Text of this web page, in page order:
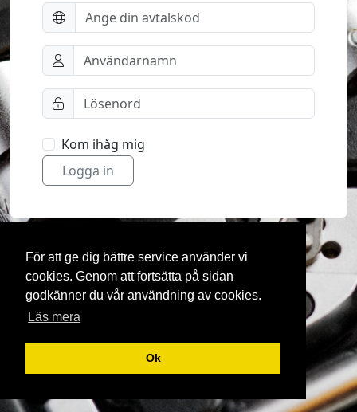
För att ge dig bättre service använder vi
cookies. Genom att fortsätta på sidan
godkänner du vår användning av cookies.
Läs mera
Ok
Kom ihåg mig
Logga in